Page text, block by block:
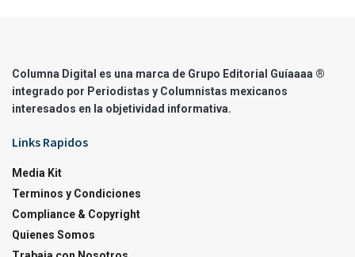
Columna Digital es una marca de Grupo Editorial Guíaaaa ®
integrado por Periodistas y Columnistas mexicanos
interesados en la objetividad informativa.
Links Rapidos
Media Kit
Terminos y Condiciones
Compliance & Copyright
Quienes Somos